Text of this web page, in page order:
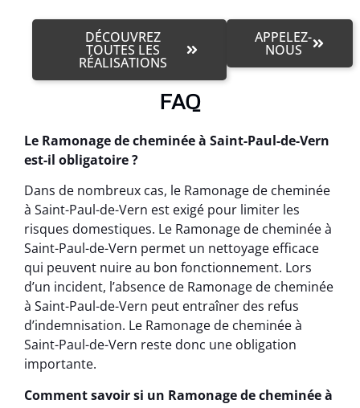
DÉCOUVREZ
TOUTES LES
RÉALISATIONS
APPELEZ-
NOUS
FAQ
Le Ramonage de cheminée à Saint-Paul-de-Vern
est-il obligatoire ?
Dans de nombreux cas, le Ramonage de cheminée
à Saint-Paul-de-Vern est exigé pour limiter les
risques domestiques. Le Ramonage de cheminée à
Saint-Paul-de-Vern permet un nettoyage efficace
qui peuvent nuire au bon fonctionnement. Lors
d’un incident, l’absence de Ramonage de cheminée
à Saint-Paul-de-Vern peut entraîner des refus
d’indemnisation. Le Ramonage de cheminée à
Saint-Paul-de-Vern reste donc une obligation
importante.
Comment savoir si un Ramonage de cheminée à